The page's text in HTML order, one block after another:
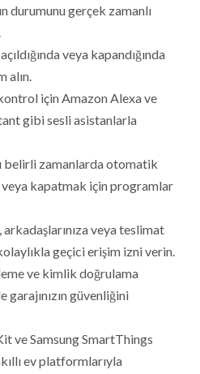
durumunu gerçek zamanlı
veya kapandığında
alın.
için Amazon Alexa ve
gibi sesli asistanlarla
belirli zamanlarda otomatik
kapatmak için programlar
veya teslimat
geçici erişim izni verin.
ve kimlik doğrulama
güvenliğini
ve Samsung SmartThings
ev platformlarıyla